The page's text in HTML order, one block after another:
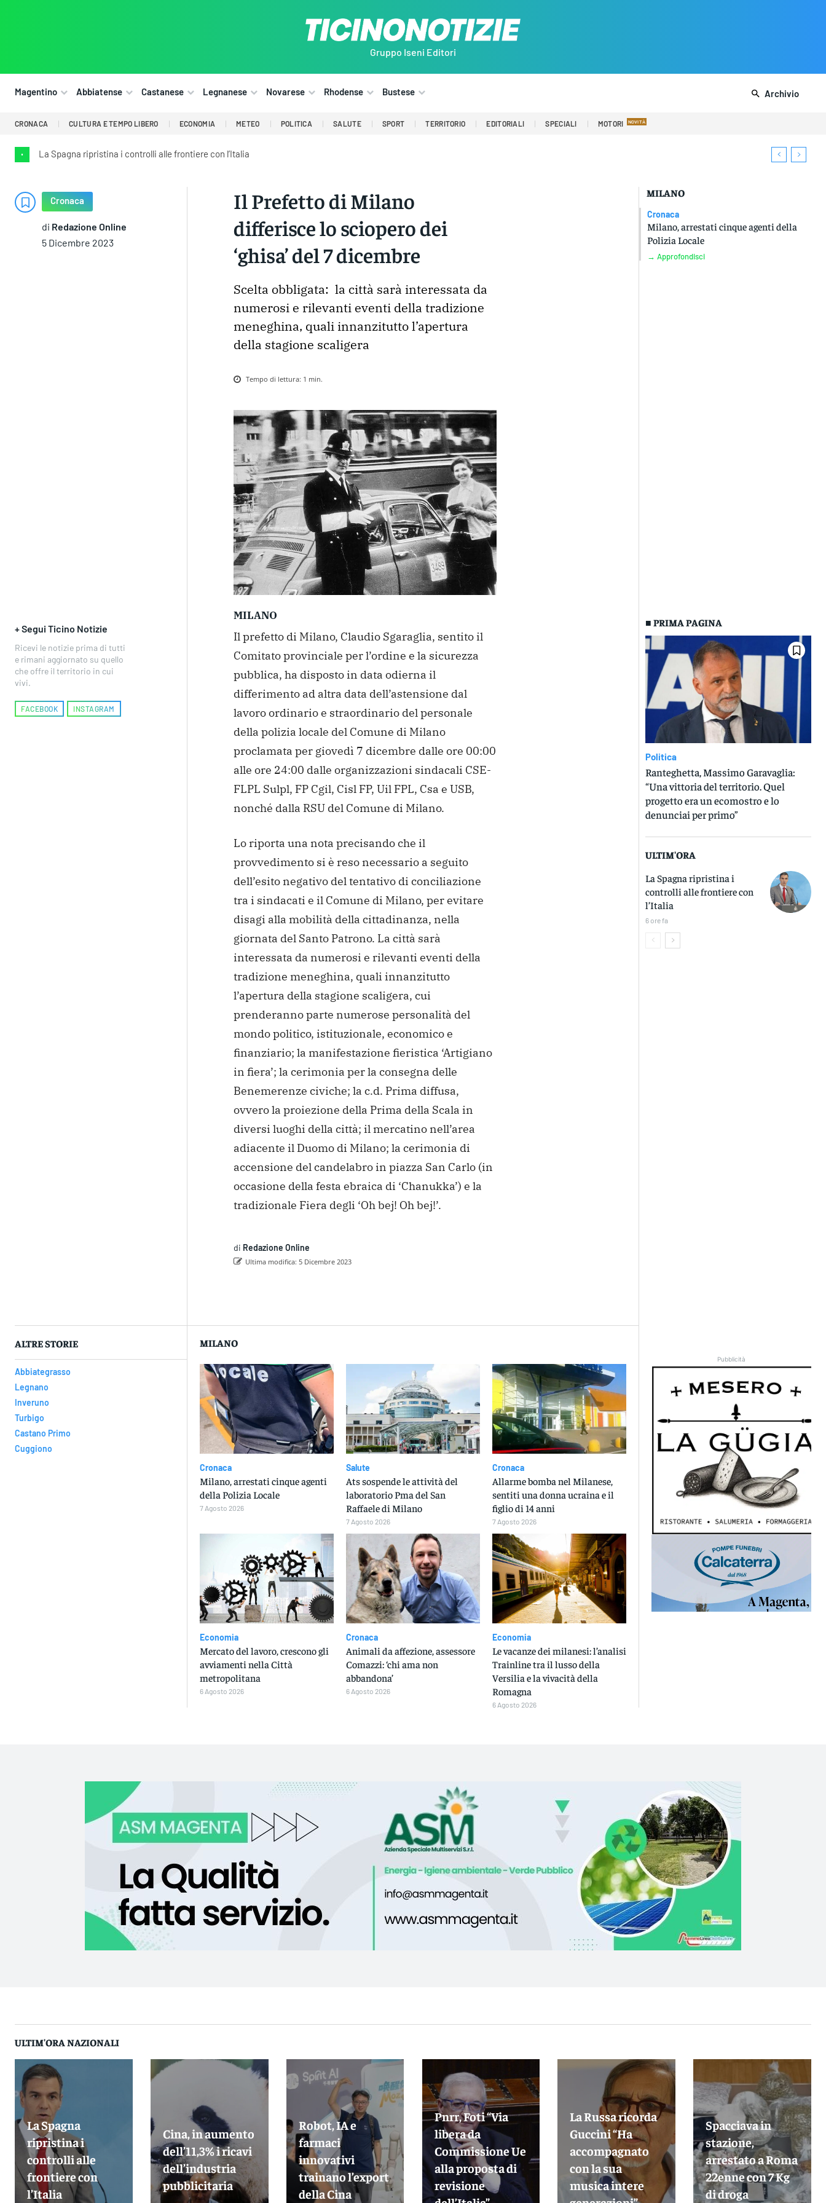
Gruppo Iseni Editori
Magentino Abbiatense Castanese Legnanese Novarese Rhodense Bustese Archivio
CRONACA CULTURA E TEMPO LIBERO ECONOMIA METEO POLITICA SALUTE SPORT TERRITORIO EDITORIALI SPECIALI MOTORI
• La Spagna ripristina i controlli alle frontiere con l’Italia
Cronaca
di Redazione Online
5 Dicembre 2023
Il Prefetto di Milano
differisce lo sciopero dei
‘ghisa’ del 7 dicembre
Scelta obbligata:  la città sarà interessata da
numerosi e rilevanti eventi della tradizione
meneghina, quali innanzitutto l’apertura
della stagione scaligera
Tempo di lettura: 1 min.
MILANO
Cronaca
Milano, arrestati cinque agenti della
Polizia Locale
→ Approfondisci
+ Segui Ticino Notizie
Ricevi le notizie prima di tutti
e rimani aggiornato su quello
che offre il territorio in cui
vivi.
FACEBOOK INSTAGRAM
MILANO
Il prefetto di Milano, Claudio Sgaraglia, sentito il
Comitato provinciale per l’ordine e la sicurezza
pubblica, ha disposto in data odierna il
differimento ad altra data dell’astensione dal
lavoro ordinario e straordinario del personale
della polizia locale del Comune di Milano
proclamata per giovedì 7 dicembre dalle ore 00:00
alle ore 24:00 dalle organizzazioni sindacali CSE-
FLPL Sulpl, FP Cgil, Cisl FP, Uil FPL, Csa e USB,
nonché dalla RSU del Comune di Milano.
Lo riporta una nota precisando che il
provvedimento si è reso necessario a seguito
dell’esito negativo del tentativo di conciliazione
tra i sindacati e il Comune di Milano, per evitare
disagi alla mobilità della cittadinanza, nella
giornata del Santo Patrono. La città sarà
interessata da numerosi e rilevanti eventi della
tradizione meneghina, quali innanzitutto
l’apertura della stagione scaligera, cui
prenderanno parte numerose personalità del
mondo politico, istituzionale, economico e
finanziario; la manifestazione fieristica ‘Artigiano
in fiera’; la cerimonia per la consegna delle
Benemerenze civiche; la c.d. Prima diffusa,
ovvero la proiezione della Prima della Scala in
diversi luoghi della città; il mercatino nell’area
adiacente il Duomo di Milano; la cerimonia di
accensione del candelabro in piazza San Carlo (in
occasione della festa ebraica di ‘Chanukka’) e la
tradizionale Fiera degli ‘Oh bej! Oh bej!’.
di Redazione Online
Ultima modifica: 5 Dicembre 2023
■ PRIMA PAGINA
Politica
Ranteghetta, Massimo Garavaglia:
“Una vittoria del territorio. Quel
progetto era un ecomostro e lo
denunciai per primo”
ULTIM'ORA
La Spagna ripristina i
controlli alle frontiere con
l’Italia
6 ore fa
ALTRE STORIE
Abbiategrasso
Legnano
Inveruno
Turbigo
Castano Primo
Cuggiono
MILANO
Cronaca
Milano, arrestati cinque agenti
della Polizia Locale
7 Agosto 2026
Salute
Ats sospende le attività del
laboratorio Pma del San
Raffaele di Milano
7 Agosto 2026
Cronaca
Allarme bomba nel Milanese,
sentiti una donna ucraina e il
figlio di 14 anni
7 Agosto 2026
Economia
Mercato del lavoro, crescono gli
avviamenti nella Città
metropolitana
6 Agosto 2026
Cronaca
Animali da affezione, assessore
Comazzi: ‘chi ama non
abbandona’
6 Agosto 2026
Economia
Le vacanze dei milanesi: l’analisi
Trainline tra il lusso della
Versilia e la vivacità della
Romagna
6 Agosto 2026
Pubblicità
ULTIM'ORA NAZIONALI
La Spagna
ripristina i
controlli alle
frontiere con
l’Italia
Cina, in aumento
dell’11,3% i ricavi
dell’industria
pubblicitaria
Robot, IA e
farmaci
innovativi
trainano l’export
della Cina
Pnrr, Foti “Via
libera da
Commissione Ue
alla proposta di
revisione
La Russa ricorda
Guccini “Ha
accompagnato
con la sua
musica intere
Spacciava in
stazione,
arrestato a Roma
22enne con 7 Kg
di droga